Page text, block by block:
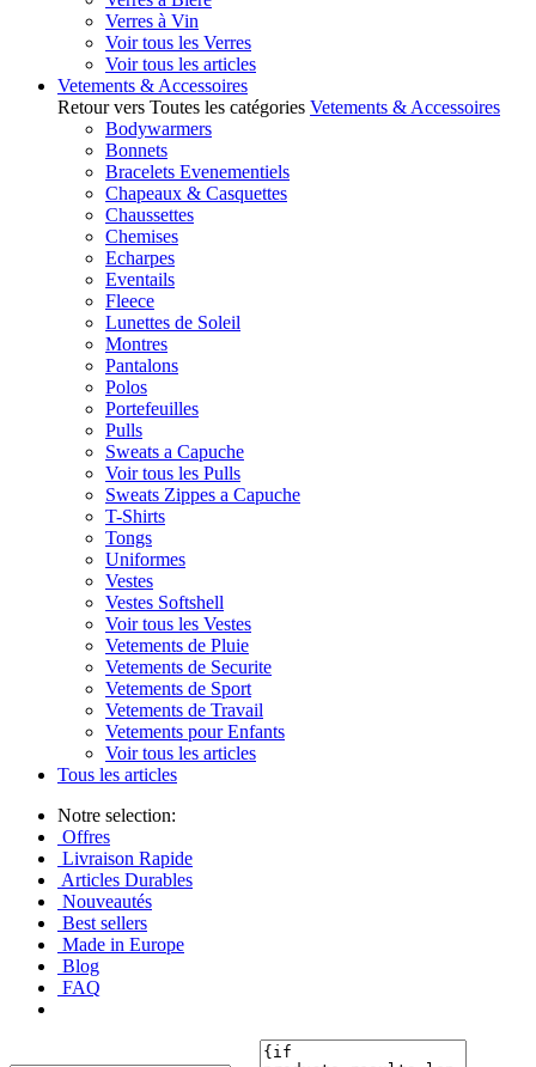
Verres à Vin
Voir tous les Verres
Voir tous les articles
Vetements & Accessoires
Retour vers Toutes les catégories Vetements & Accessoires
Bodywarmers
Bonnets
Bracelets Evenementiels
Chapeaux & Casquettes
Chaussettes
Chemises
Echarpes
Eventails
Fleece
Lunettes de Soleil
Montres
Pantalons
Polos
Portefeuilles
Pulls
Sweats a Capuche
Voir tous les Pulls
Sweats Zippes a Capuche
T-Shirts
Tongs
Uniformes
Vestes
Vestes Softshell
Voir tous les Vestes
Vetements de Pluie
Vetements de Securite
Vetements de Sport
Vetements de Travail
Vetements pour Enfants
Voir tous les articles
Tous les articles
Notre selection:
Offres
Livraison Rapide
Articles Durables
Nouveautés
Best sellers
Made in Europe
Blog
FAQ